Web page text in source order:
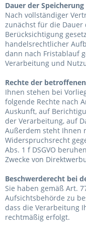
Dauer der Speicherung
Nach vollständiger
zunächst für die
Berücksichtigung
handelsrechtlicher
dann nach Fristablauf
Verarbeitung und
Rechte der
Ihnen stehen bei
folgende Rechte nach
Auskunft, auf
der Verarbeitung, auf
Außerdem steht Ihnen
Widerspruchsrecht
Abs. 1 f DSGVO
Zwecke von
Beschwerderecht bei
Sie haben gemäß Art.
Aufsichtsbehörde zu
dass die Verarbeitung
rechtmäßig erfolgt.